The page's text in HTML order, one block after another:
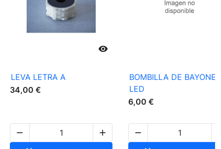

LEVA LETRA A
34,00 €


BOMBILLA DE
LED
6,00 €
